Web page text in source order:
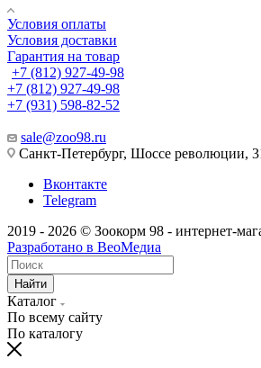
Условия оплаты
Условия доставки
Гарантия на товар
+7 (812) 927-49-98
+7 (812) 927-49-98
+7 (931) 598-82-52
sale@zoo98.ru
Санкт-Петербург, Шоссе революции,
Вконтакте
Telegram
2019 - 2026 © Зоокорм 98 - интернет-
Разработано в ВеоМедиа
Найти
Каталог
По всему сайту
По каталогу